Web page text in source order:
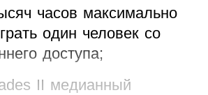
часов максимально
один человек со
доступа;
II медианный